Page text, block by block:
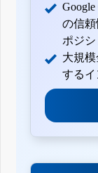
の信
ポジシ
大規
するイ